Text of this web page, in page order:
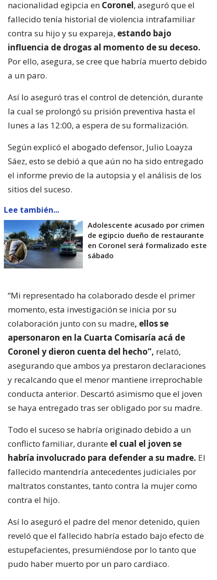
nacionalidad egipcia en Coronel, aseguró que el
fallecido tenía historial de violencia intrafamiliar
contra su hijo y su expareja, estando bajo
influencia de drogas al momento de su deceso.
Por ello, asegura, se cree que habría muerto debido
a un paro.
Así lo aseguró tras el control de detención, durante
la cual se prolongó su prisión preventiva hasta el
lunes a las 12:00, a espera de su formalización.
Según explicó el abogado defensor, Julio Loayza
Sáez, esto se debió a que aún no ha sido entregado
el informe previo de la autopsia y el análisis de los
sitios del suceso.
Lee también...
Adolescente acusado por crimen
de egipcio dueño de restaurante
en Coronel será formalizado este
sábado
“Mi representado ha colaborado desde el primer
momento, esta investigación se inicia por su
colaboración junto con su madre, ellos se
apersonaron en la Cuarta Comisaría acá de
Coronel y dieron cuenta del hecho”, relató,
asegurando que ambos ya prestaron declaraciones
y recalcando que el menor mantiene irreprochable
conducta anterior. Descartó asimismo que el joven
se haya entregado tras ser obligado por su madre.
Todo el suceso se habría originado debido a un
conflicto familiar, durante el cual el joven se
habría involucrado para defender a su madre. El
fallecido mantendría antecedentes judiciales por
maltratos constantes, tanto contra la mujer como
contra el hijo.
Así lo aseguró el padre del menor detenido, quien
reveló que el fallecido habría estado bajo efecto de
estupefacientes, presumiéndose por lo tanto que
pudo haber muerto por un paro cardiaco.